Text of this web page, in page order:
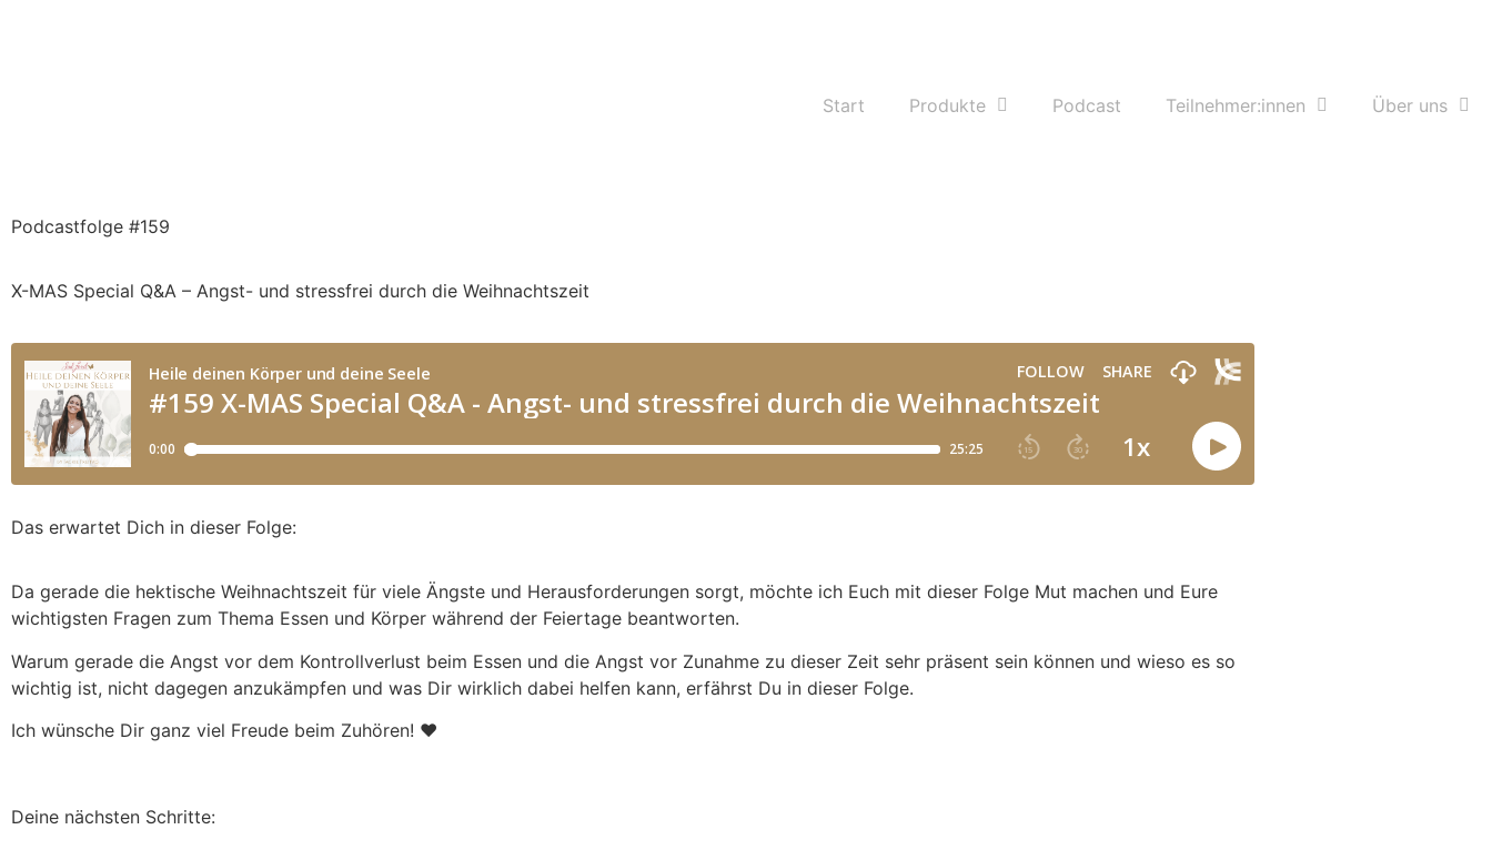
Start Produkte Podcast Teilnehmer:innen Über uns
Podcastfolge #159
X-MAS Special Q&A – Angst- und stressfrei durch die Weihnachtszeit
Das erwartet Dich in dieser Folge:
Da gerade die hektische Weihnachtszeit für viele Ängste und Herausforderungen sorgt, möchte ich Euch mit dieser Folge Mut machen und Eure
wichtigsten Fragen zum Thema Essen und Körper während der Feiertage beantworten.
Warum gerade die Angst vor dem Kontrollverlust beim Essen und die Angst vor Zunahme zu dieser Zeit sehr präsent sein können und wieso es so
wichtig ist, nicht dagegen anzukämpfen und was Dir wirklich dabei helfen kann, erfährst Du in dieser Folge.
Ich wünsche Dir ganz viel Freude beim Zuhören! ❤️
Deine nächsten Schritte: